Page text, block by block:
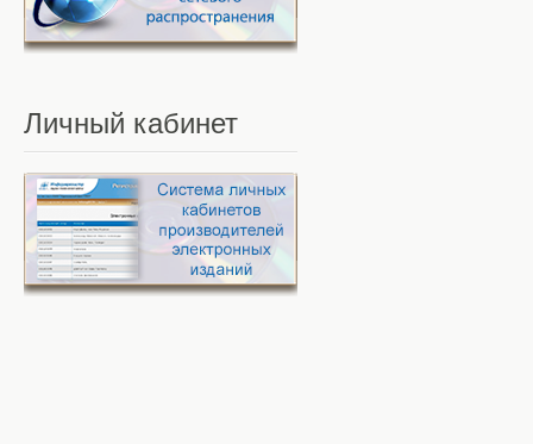
Личный кабинет